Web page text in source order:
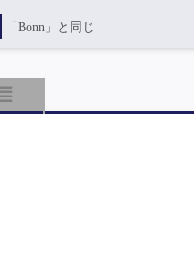
「Bonn」と同じ